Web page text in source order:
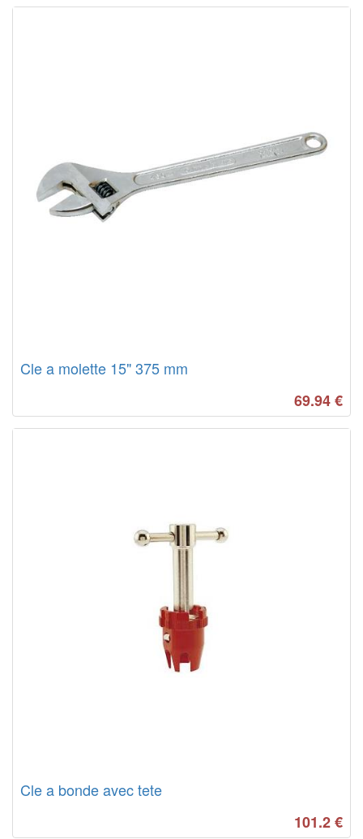
Cle a molette 15" 375 mm
69.94€
Cle a bonde avec tete
101.2€